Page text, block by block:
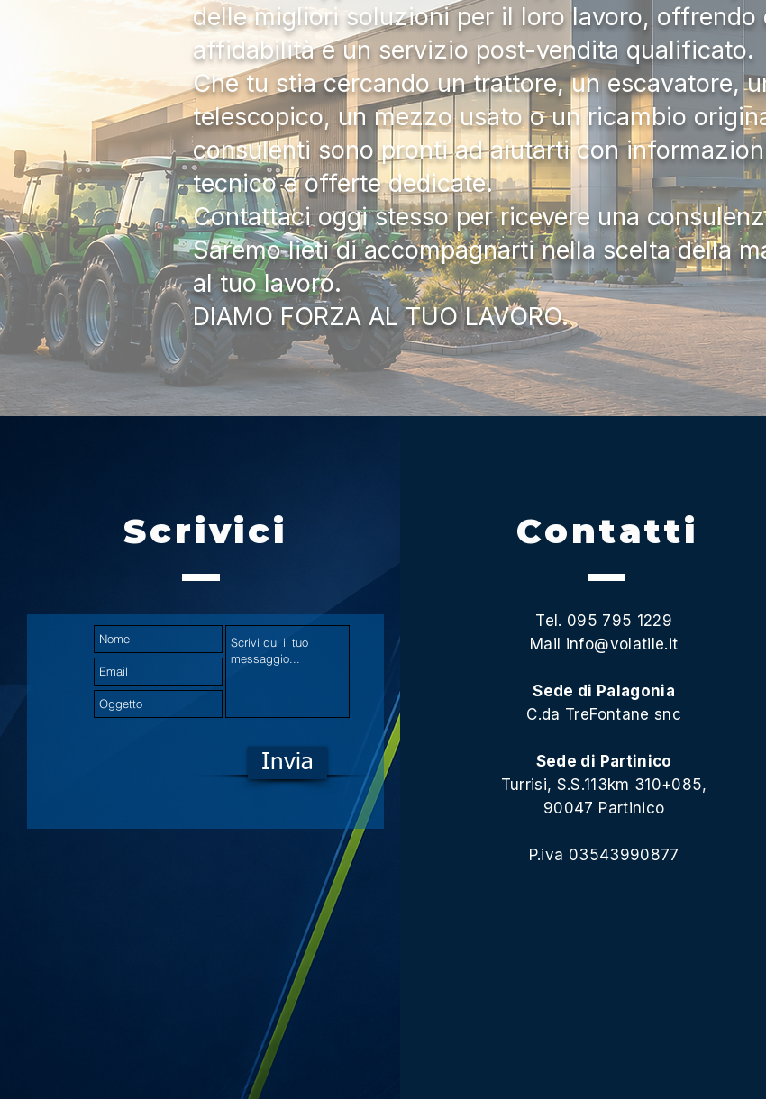
delle migliori soluzioni per il loro lavoro, offrendo
affidabilità e un servizio post-vendita qualificato.
Che tu stia cercando un trattore, un escavatore,
telescopico, un mezzo usato o un ricambio
consulenti sono pronti ad aiutarti con
tecnico e offerte dedicate.
Contattaci oggi stesso per ricevere una
Saremo lieti di accompagnarti nella scelta della
al tuo lavoro.
DIAMO FORZA AL TUO LAVORO.
Scrivici
Invia
Contatti
Tel. 095 795 1229
Mail info@volatile.it
Sede di Palagonia
C.da TreFontane snc
Sede di Partinico
Turrisi, S.S.113km 310+085,
90047 Partinico
P.iva 03543990877